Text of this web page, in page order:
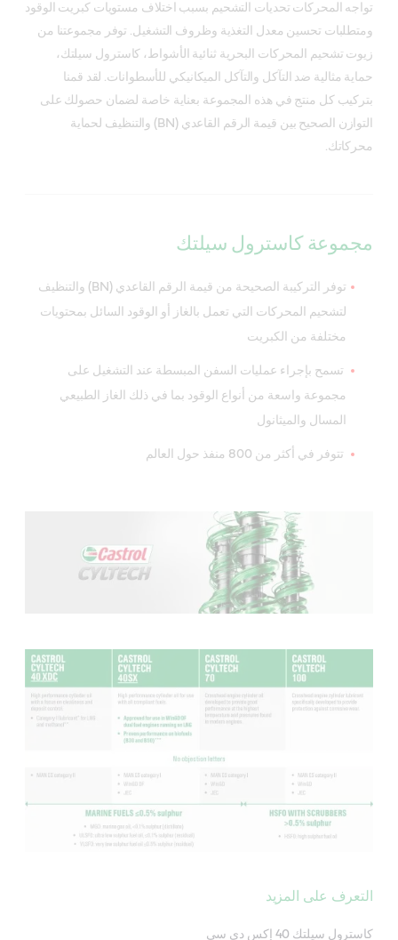
تواجه المحركات تحديات التشحيم بسبب اختلاف مستويات كبريت الوقود
ومتطلبات تحسين معدل التغذية وظروف التشغيل. توفر مجموعتنا من
زيوت تشحيم المحركات البحرية ثنائية الأشواط، كاسترول سيلتك،
حماية مثالية ضد التآكل والتآكل الميكانيكي للأسطوانات. لقد قمنا
بتركيب كل منتج في هذه المجموعة بعناية خاصة لضمان حصولك على
التوازن الصحيح بين قيمة الرقم القاعدي (BN) والتنظيف لحماية
محركاتك.
مجموعة كاسترول سيلتك
توفر التركيبة الصحيحة من قيمة الرقم القاعدي (BN) والتنظيف
لتشحيم المحركات التي تعمل بالغاز أو الوقود السائل بمحتويات
مختلفة من الكبريت
تسمح بإجراء عمليات السفن المبسطة عند التشغيل على
مجموعة واسعة من أنواع الوقود بما في ذلك الغاز الطبيعي
المسال والميثانول
تتوفر في أكثر من 800 منفذ حول العالم
التعرف على المزيد
كاسترول سيلتك 40 إكس دي سي